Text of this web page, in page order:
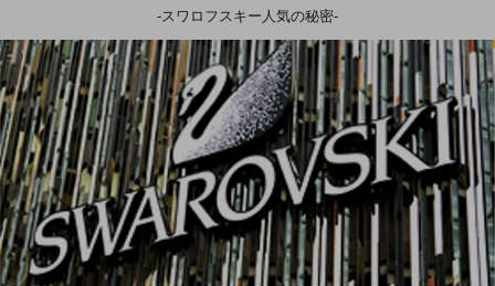
-スワロフスキー人気の秘密-